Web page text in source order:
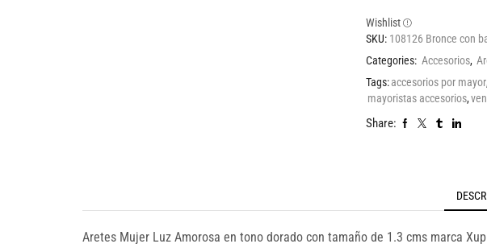
Wishlist
SKU: 108126 Bronce con
Categories: Accesorios,
Tags:accesorios por mayor
mayoristas accesorios,
Share:
Aretes Mujer Luz Amorosa en tono dorado con tamaño de 1.3 cms marca